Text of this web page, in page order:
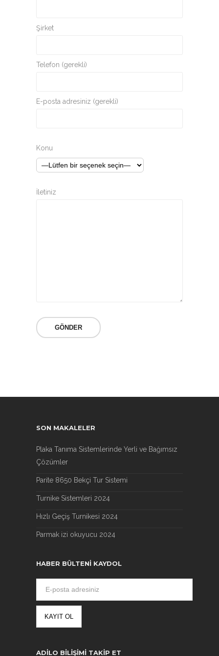
Şirket
Telefon (gerekli)
E-posta adresiniz (gerekli)
Konu
İletiniz
SON MAKALELER
Plaka Tanıma Sistemlerinde Yerli ve Bağımsız
Çözümler
Parite 8650 Bekçi Tur Sistemi
Turnike Sistemleri 2024
Hızlı Geçiş Turnikesi 2024
Parmak izi okuyucu 2024
HABER BÜLTENI KAYDOL
ADILO BILIŞIMI TAKIP ET